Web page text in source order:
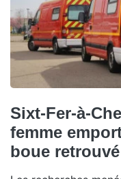
Sixt-Fer-à-
femme
boue retrouvé